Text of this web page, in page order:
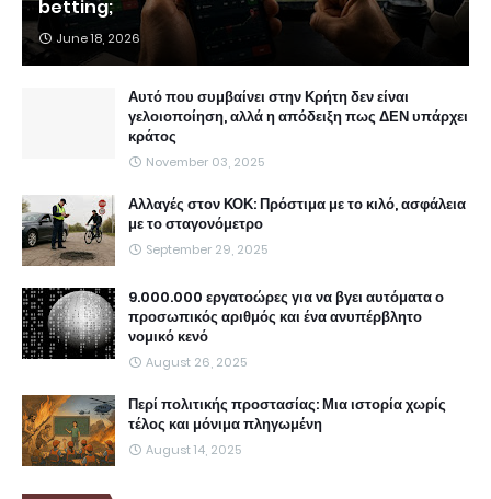
betting;
June 18, 2026
Αυτό που συμβαίνει στην Κρήτη δεν είναι
γελοιοποίηση, αλλά η απόδειξη πως ΔΕΝ υπάρχει
κράτος
November 03, 2025
Αλλαγές στον ΚΟΚ: Πρόστιμα με το κιλό, ασφάλεια
με το σταγονόμετρο
September 29, 2025
9.000.000 εργατοώρες για να βγει αυτόματα ο
προσωπικός αριθμός και ένα ανυπέρβλητο
νομικό κενό
August 26, 2025
Περί πολιτικής προστασίας: Μια ιστορία χωρίς
τέλος και μόνιμα πληγωμένη
August 14, 2025